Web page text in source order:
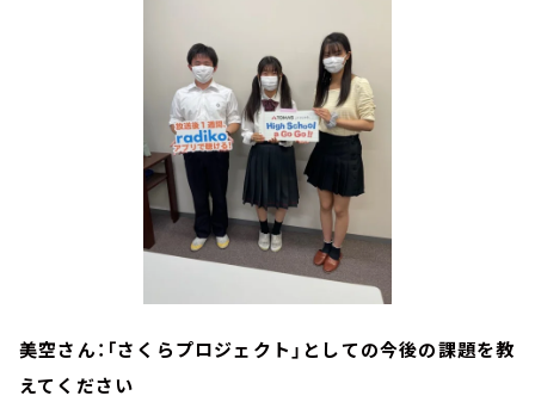
美空さん：「さくらプロジェクト」としての今後の課題を教
えてください